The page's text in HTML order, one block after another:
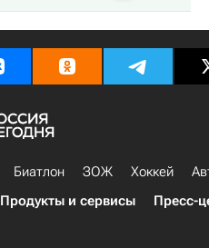
Биатлон ЗОЖ Хоккей
Продукты и сервисы Пресс-